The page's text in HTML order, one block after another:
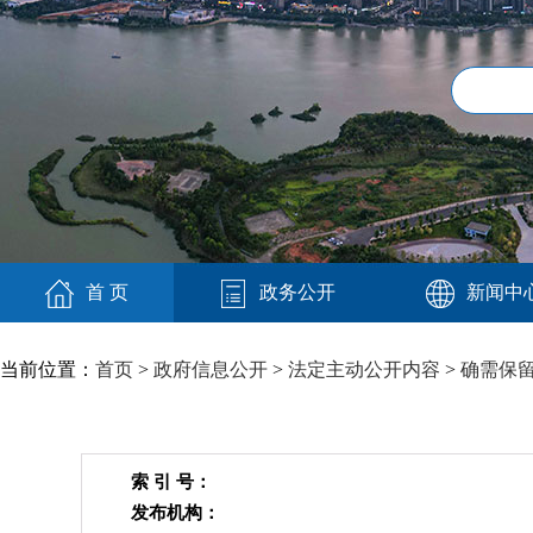
首 页 政务公开 新闻中
当前位置： 首页 > 政府信息公开 > 法定主动公开内容 > 确需保
索 引 号：
发布机构：